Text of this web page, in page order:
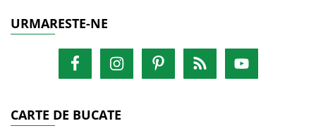
URMARESTE-NE
CARTE DE BUCATE